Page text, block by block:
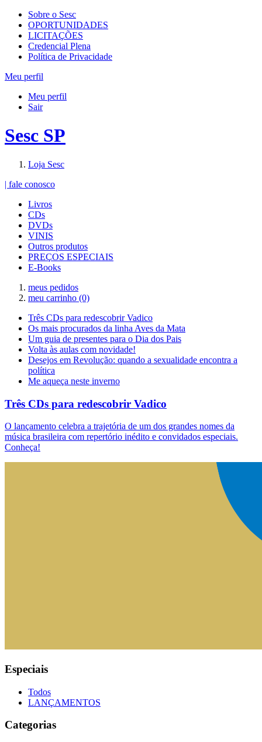
Sobre o Sesc
OPORTUNIDADES
LICITAÇÕES
Credencial Plena
Política de Privacidade
Meu perfil
Meu perfil
Sair
Sesc SP
Loja Sesc
| fale conosco
Livros
CDs
DVDs
VINIS
Outros produtos
PREÇOS ESPECIAIS
E-Books
meus pedidos
meu carrinho (0)
Três CDs para redescobrir Vadico
Os mais procurados da linha Aves da Mata
Um guia de presentes para o Dia dos Pais
Volta às aulas com novidade!
Desejos em Revolução: quando a sexualidade encontra a
política
Me aqueça neste inverno
Três CDs para redescobrir Vadico
O lançamento celebra a trajetória de um dos grandes nomes da
música brasileira com repertório inédito e convidados especiais.
Conheça!
Especiais
Todos
LANÇAMENTOS
Categorias